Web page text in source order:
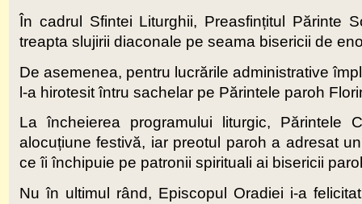
În cadrul Sfintei Liturghii, Preasfințitul Părinte
treapta slujirii diaconale pe seama bisericii de
De asemenea, pentru lucrările administrative
l-a hirotesit întru sachelar pe Părintele paroh
La încheierea programului liturgic, Părintele
alocuțiune festivă, iar preotul paroh a adresat
ce îi închipuie pe patronii spirituali ai bisericii
Nu în ultimul rând, Episcopul Oradiei i-a